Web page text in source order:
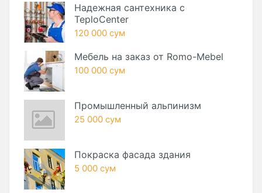
Надежная сантехника с
TeploCenter
120 000 сум
Мебель на заказ от Romo-Mebel
100 000 сум
Промышленный альпинизм
25 000 сум
Покраска фасада здания
5 000 сум